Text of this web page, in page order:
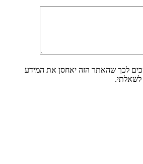
לכך שהאתר הזה יאחסן את המידע
לשאלתי.